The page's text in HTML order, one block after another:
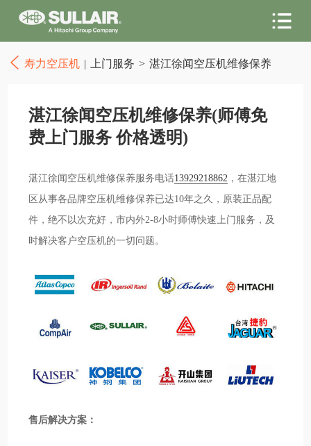
寿力空压机 | 上门服务 > 湛江徐闻空压机维修保养
湛江徐闻空压机维修保养(师傅免
费上门服务 价格透明)
湛江徐闻空压机维修保养服务电话13929218862 ，在湛江地
区从事各品牌空压机维修保养已达10年之久，原装正品配
件，绝不以次充好，市内外2-8小时师傅快速上门服务，及
时解决客户空压机的一切问题。
售后解决方案：